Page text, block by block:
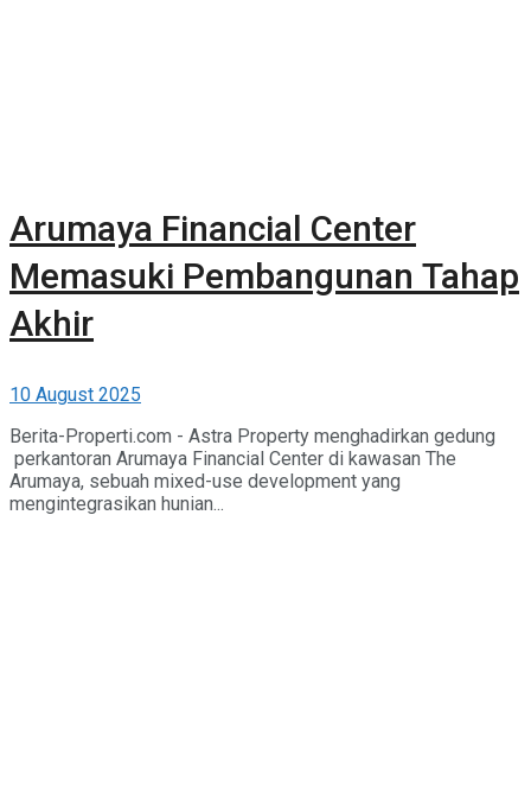
Arumaya Financial Center
Memasuki Pembangunan Tahap
Akhir
10 August 2025
Berita-Properti.com - Astra Property menghadirkan gedung
perkantoran Arumaya Financial Center di kawasan The
Arumaya, sebuah mixed-use development yang
mengintegrasikan hunian...